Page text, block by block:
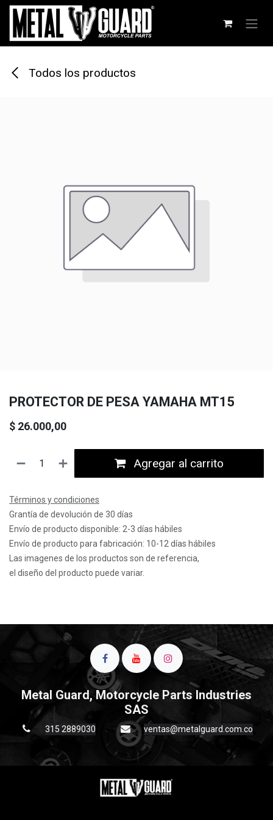
Ir al contenido
Todos los productos
PROTECTOR DE PESA YAMAHA MT15
$ 26.000,00
Agregar al carrito
Términos y condiciones
Grantía de devolución de 30 días
Envío de producto disponible: 2-3 días hábiles
Envío de producto para fabricación: 10-12 días hábiles
Las imagenes de los productos son de referencia,
el diseño del producto puede variar.
Metal Guard, Motorcycle Parts Industries
SAS
315 2889030 ventas@metalguard.com.co